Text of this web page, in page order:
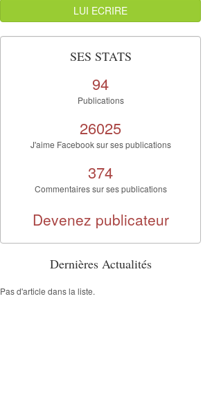
LUI ECRIRE
SES STATS
94
Publications
26025
J'aime Facebook sur ses publications
374
Commentaires sur ses publications
Devenez publicateur
Dernières Actualités
Pas d'article dans la liste.